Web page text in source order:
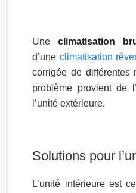
Uneclimatisation
d’une climatisation
corrigée de différentes
problème provient de
l’unité extérieure.
Solutions pour
L’unité intérieure est